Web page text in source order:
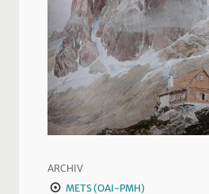
ARCHIV
METS (OAI-PMH)